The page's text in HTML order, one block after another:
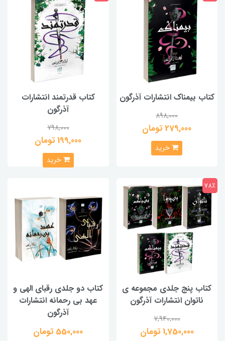
کتاب بیمناک انتشارات آذرگون
898,000
279,000 تومان
خرید
کتاب قدرتمند انتشارات
آذرگون
798,000
199,000 تومان
خرید
کتاب پنج جلدی مجموعه ی
ناتوان انتشارات آذرگون
7,940,000
1,750,000 تومان
78٪
کتاب دو جلدی رقبای الهی و
عهد بی رحمانه انتشارات
آذرگون
550,000 تومان